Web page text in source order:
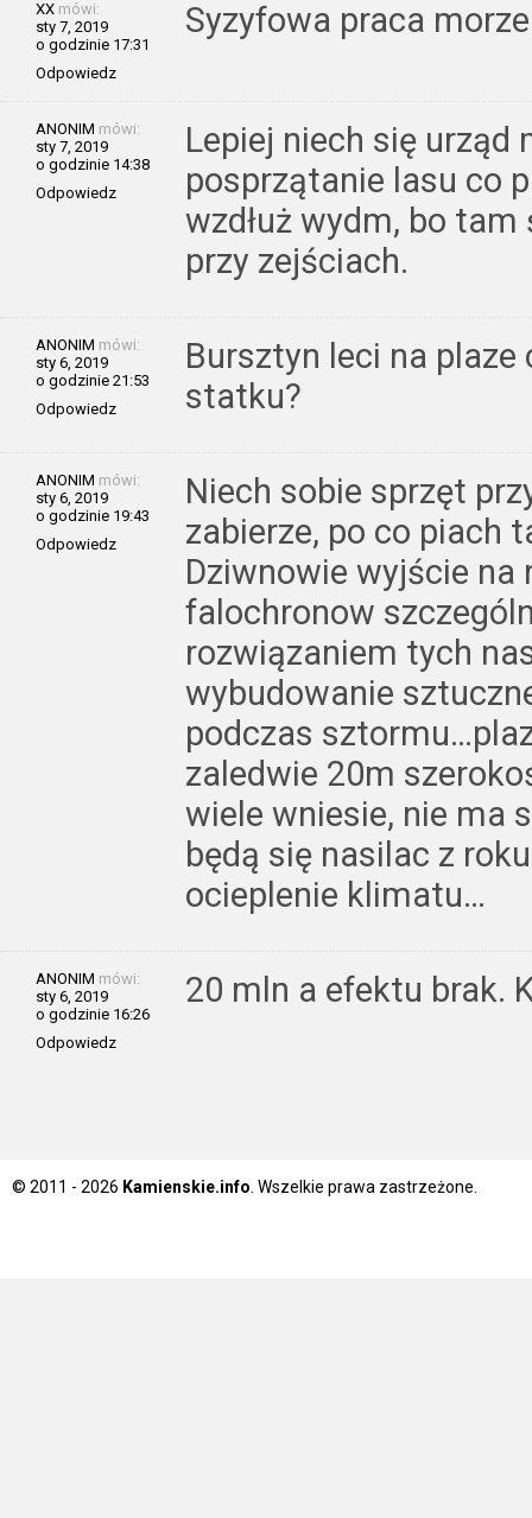
XX mówi:
sty 7, 2019
o godzinie 17:31
Odpowiedz
Syzyfowa praca
ANONIM mówi:
sty 7, 2019
o godzinie 14:38
Odpowiedz
Lepiej niech się urząd
posprzątanie lasu co
wzdłuż wydm, bo
przy zejściach.
ANONIM mówi:
sty 6, 2019
o godzinie 21:53
Odpowiedz
Bursztyn leci na
statku?
ANONIM mówi:
sty 6, 2019
o godzinie 19:43
Odpowiedz
Niech sobie sprzęt
zabierze, po co piach
Dziwnowie wyjście na
falochronow
rozwiązaniem tych
wybudowanie
podczas
zaledwie 20m
wiele wniesie, nie ma
będą się nasilac z
ocieplenie klimatu…
ANONIM mówi:
sty 6, 2019
o godzinie 16:26
Odpowiedz
20 mln a efektu brak.
© 2011 - 2026 Kamienskie.info . Wszelkie prawa zastrzeżone.